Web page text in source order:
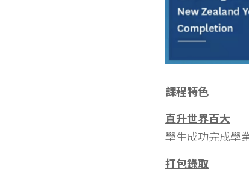
課程特色
直升世界百大
學生成功完成學
打包錄取